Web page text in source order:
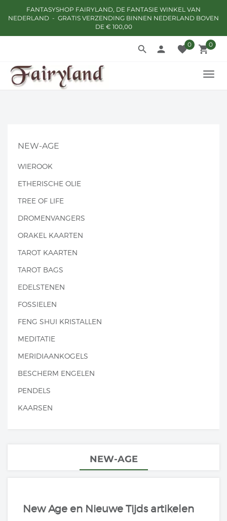
FANTASYSHOP FAIRYLAND, DE FANTASIE WINKEL VAN
NEDERLAND - GRATIS VERZENDING BINNEN NEDERLAND BOVEN
DE € 100,00
local_grocery_store0
favorite0
search person
NEW-AGE
WIEROOK
ETHERISCHE OLIE
TREE OF LIFE
DROMENVANGERS
ORAKEL KAARTEN
TAROT KAARTEN
TAROT BAGS
EDELSTENEN
FOSSIELEN
FENG SHUI KRISTALLEN
MEDITATIE
MERIDIAANKOGELS
BESCHERM ENGELEN
PENDELS
KAARSEN
NEW-AGE
New Age en Nieuwe Tijds artikelen